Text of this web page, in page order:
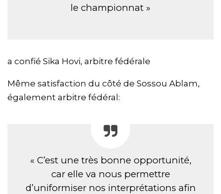
le championnat »
a confié Sika Hovi, arbitre fédérale
Même satisfaction du côté de Sossou Ablam,
également arbitre fédéral:
« C’est une très bonne opportunité,
car elle va nous permettre
d’uniformiser nos interprétations afin